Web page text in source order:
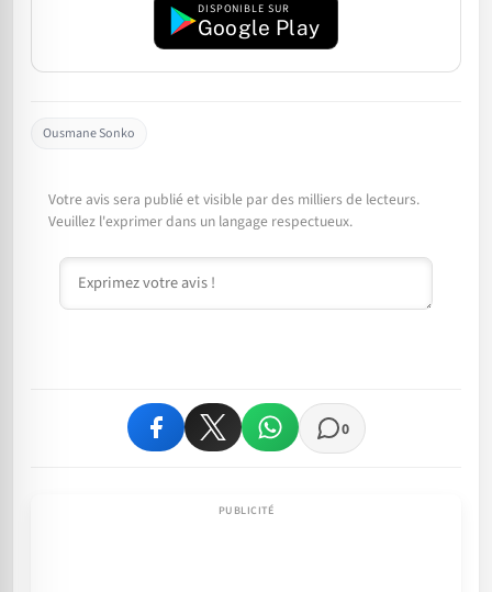
DISPONIBLE SUR
Google Play
Ousmane Sonko
Votre avis sera publié et visible par des milliers de lecteurs.
Veuillez l'exprimer dans un langage respectueux.
Commentaire
0